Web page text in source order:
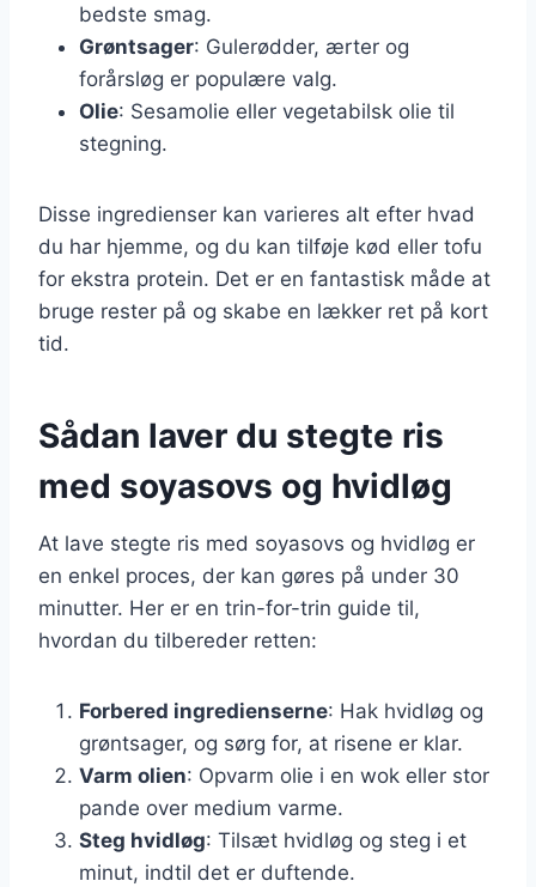
bedste smag.
Grøntsager: Gulerødder, ærter og
forårsløg er populære valg.
Olie: Sesamolie eller vegetabilsk olie til
stegning.
Disse ingredienser kan varieres alt efter hvad
du har hjemme, og du kan tilføje kød eller tofu
for ekstra protein. Det er en fantastisk måde at
bruge rester på og skabe en lækker ret på kort
tid.
Sådan laver du stegte ris
med soyasovs og hvidløg
At lave stegte ris med soyasovs og hvidløg er
en enkel proces, der kan gøres på under 30
minutter. Her er en trin-for-trin guide til,
hvordan du tilbereder retten:
Forbered ingredienserne: Hak hvidløg og
grøntsager, og sørg for, at risene er klar.
Varm olien: Opvarm olie i en wok eller stor
pande over medium varme.
Steg hvidløg: Tilsæt hvidløg og steg i et
minut, indtil det er duftende.